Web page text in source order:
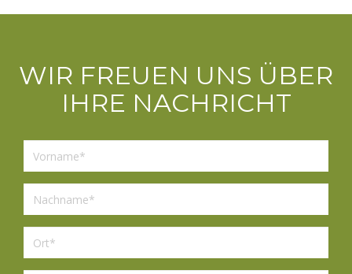
WIR FREUEN UNS ÜBER
IHRE NACHRICHT